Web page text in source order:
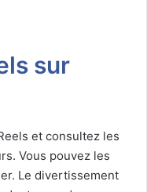
sur
et consultez les
Vous pouvez les
Le divertissement